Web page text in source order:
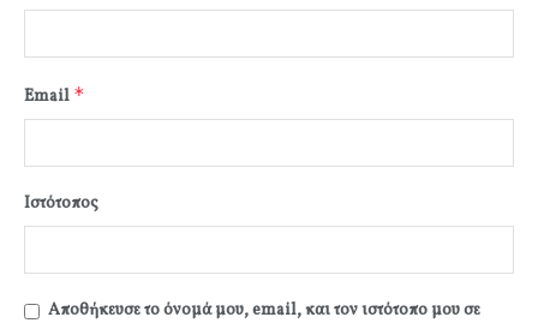
Email *
Ιστότοπος
Αποθήκευσε το όνομά μου, email, και τον ιστότοπο μου σε